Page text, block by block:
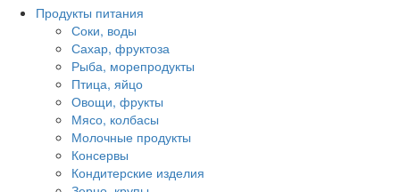
Продукты питания
Соки, воды
Сахар, фруктоза
Рыба, морепродукты
Птица, яйцо
Овощи, фрукты
Мясо, колбасы
Молочные продукты
Консервы
Кондитерские изделия